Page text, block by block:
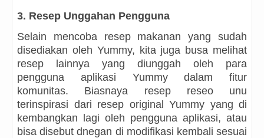
3. Resep Unggahan Pengguna
Selain mencoba resep makanan yang sudah
disediakan oleh Yummy, kita juga busa melihat
resep lainnya yang diunggah oleh para
pengguna aplikasi Yummy dalam fitur
komunitas. Biasnaya resep reseo unu
terinspirasi dari resep original Yummy yang di
kembangkan lagi oleh pengguna aplikasi, atau
bisa disebut dnegan di modifikasi kembali sesuai